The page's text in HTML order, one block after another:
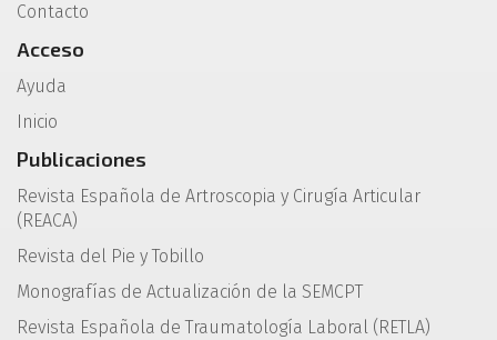
Contacto
Acceso
Ayuda
Inicio
Publicaciones
Revista Española de Artroscopia y Cirugía Articular
(REACA)
Revista del Pie y Tobillo
Monografías de Actualización de la SEMCPT
Revista Española de Traumatología Laboral (RETLA)